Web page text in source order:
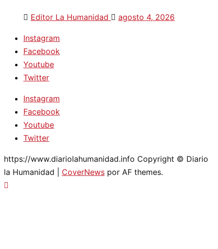
Editor La Humanidad agosto 4, 2026
Instagram
Facebook
Youtube
Twitter
Instagram
Facebook
Youtube
Twitter
https://www.diariolahumanidad.info Copyright © Diario
la Humanidad
CoverNews por AF themes.